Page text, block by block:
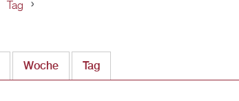
Tag
Woche Tag(aktiver Reiter)